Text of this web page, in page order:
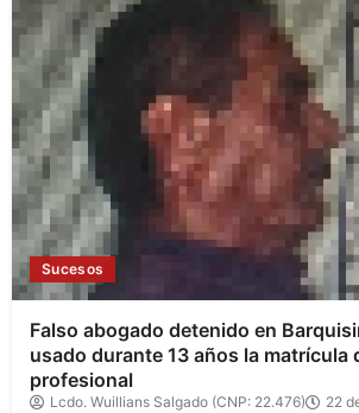
Sucesos
Falso abogado detenido en
usado durante 13 años la matrícula
profesional
Lcdo. Wuillians Salgado (CNP: 22.476) 22